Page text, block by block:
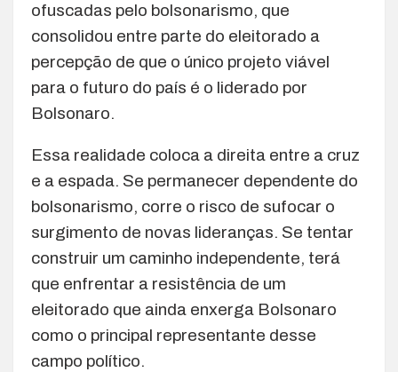
ofuscadas pelo bolsonarismo, que
consolidou entre parte do eleitorado a
percepção de que o único projeto viável
para o futuro do país é o liderado por
Bolsonaro.
Essa realidade coloca a direita entre a cruz
e a espada. Se permanecer dependente do
bolsonarismo, corre o risco de sufocar o
surgimento de novas lideranças. Se tentar
construir um caminho independente, terá
que enfrentar a resistência de um
eleitorado que ainda enxerga Bolsonaro
como o principal representante desse
campo político.